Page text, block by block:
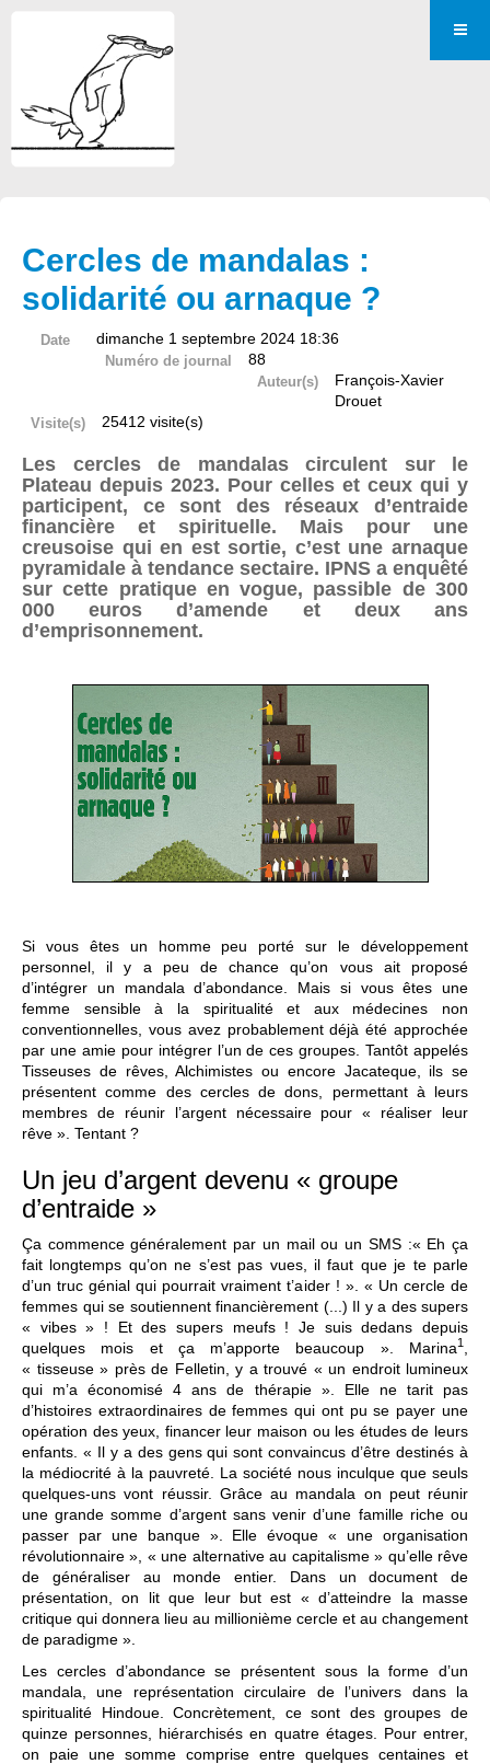
Cercles de mandalas :
solidarité ou arnaque ?
Date dimanche 1 septembre 2024 18:36
Numéro de journal 88
Auteur(s)
François-Xavier
Drouet
Visite(s) 25412 visite(s)
Les cercles de mandalas circulent sur le
Plateau depuis 2023. Pour celles et ceux qui y
participent, ce sont des réseaux d’entraide
financière et spirituelle. Mais pour une
creusoise qui en est sortie, c’est une arnaque
pyramidale à tendance sectaire. IPNS a enquêté
sur cette pratique en vogue, passible de 300
000 euros d’amende et deux ans
d’emprisonnement.
Si vous êtes un homme peu porté sur le développement
personnel, il y a peu de chance qu’on vous ait proposé
d’intégrer un mandala d’abondance. Mais si vous êtes une
femme sensible à la spiritualité et aux médecines non
conventionnelles, vous avez probablement déjà été approchée
par une amie pour intégrer l’un de ces groupes. Tantôt appelés
Tisseuses de rêves, Alchimistes ou encore Jacateque, ils se
présentent comme des cercles de dons, permettant à leurs
membres de réunir l’argent nécessaire pour « réaliser leur
rêve ». Tentant ?
Un jeu d’argent devenu « groupe
d’entraide »
Ça commence généralement par un mail ou un SMS :« Eh ça
fait longtemps qu’on ne s’est pas vues, il faut que je te parle
d’un truc génial qui pourrait vraiment t’aider ! ». « Un cercle de
femmes qui se soutiennent financièrement (...) Il y a des supers
« vibes » ! Et des supers meufs ! Je suis dedans depuis
quelques mois et ça m’apporte beaucoup ». Marina1
« tisseuse » près de Felletin, y a trouvé « un endroit lumineux
qui m’a économisé 4 ans de thérapie ». Elle ne tarit pas
d’histoires extraordinaires de femmes qui ont pu se payer une
opération des yeux, financer leur maison ou les études de leurs
enfants. « Il y a des gens qui sont convaincus d’être destinés à
la médiocrité à la pauvreté. La société nous inculque que seuls
quelques-uns vont réussir. Grâce au mandala on peut réunir
une grande somme d’argent sans venir d’une famille riche ou
passer par une banque ». Elle évoque « une organisation
révolutionnaire », « une alternative au capitalisme » qu’elle rêve
de généraliser au monde entier. Dans un document de
présentation, on lit que leur but est « d’atteindre la masse
critique qui donnera lieu au millionième cercle et au changement
de paradigme ».
Les cercles d’abondance se présentent sous la forme d’un
mandala, une représentation circulaire de l’univers dans la
spiritualité Hindoue. Concrètement, ce sont des groupes de
quinze personnes, hiérarchisés en quatre étages. Pour entrer,
on paie une somme comprise entre quelques centaines et